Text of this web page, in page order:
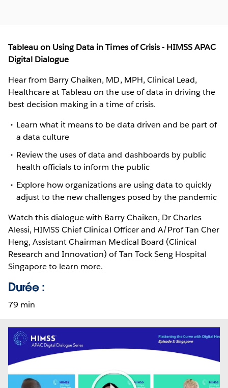
Tableau on Using Data in Times of Crisis - HIMSS APAC
Digital Dialogue
Hear from Barry Chaiken, MD, MPH, Clinical Lead,
Healthcare at Tableau on the use of data in driving the
best decision making in a time of crisis.
Learn what it means to be data driven and be part of
a data culture
Review the uses of data and dashboards by public
health officials to inform the public
Explore how organizations are using data to quickly
adjust to the new challenges posed by the pandemic
Watch this dialogue with Barry Chaiken, Dr Charles
Alessi, HIMSS Chief Clinical Officer and A/Prof Tan Cher
Heng, Assistant Chairman Medical Board (Clinical
Research and Innovation) of Tan Tock Seng Hospital
Singapore to learn more.
Durée :
79 min